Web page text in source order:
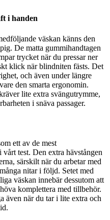
i handen
väskan känns den
De matta gummihandtagen
trycket när du pressar ner
klick när blindniten fästs. Det
och även under längre
den smarta ergonomin.
lite extra svängutrymme,
i snäva passager.
ett av de mest
test. Den extra hävstången
särskilt när du arbetar med
nitar i följd. Setet med
väskan innebär dessutom att
komplettera med tillbehör.
även när du tar i lite extra och